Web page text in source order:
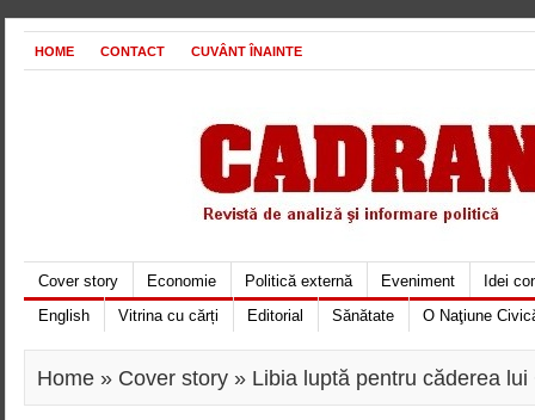
HOME CONTACT CUVÂNT ÎNAINTE
Cover story Economie Politică externă Eveniment
Idei
English
Vitrina cu cărți Editorial Sănătate O Naţiune
Home » Cover story » Libia luptă pentru căderea lui